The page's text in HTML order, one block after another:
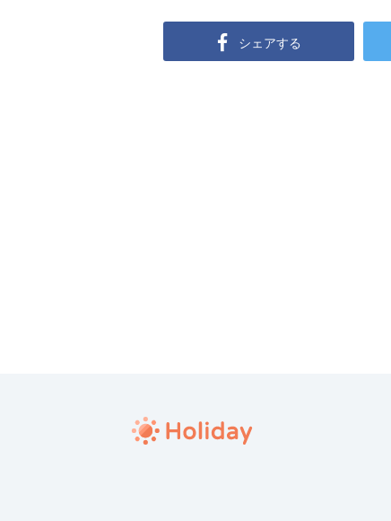
シェアする